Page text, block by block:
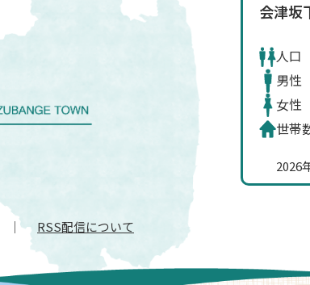
RSS配信について
会津坂
人口
男性
女性
世帯
2026